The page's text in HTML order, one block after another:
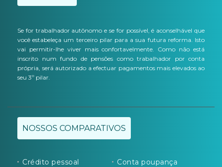
Se for trabalhador autônomo e se for possível, é aconselhável que
você estabeleça um terceiro pilar para a sua futura reforma. Isto
vai permitir-lhe viver mais confortavelmente. Como não está
inscrito num fundo de pensões como trabalhador por conta
própria, será autorizado a efectuar pagamentos mais elevados ao
seu 3º pilar.
NOSSOS COMPARATIVOS
Crédito pessoal
Conta poupança